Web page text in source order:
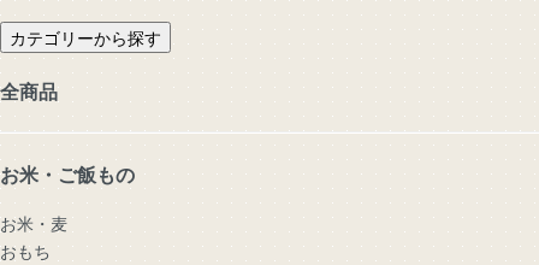
カテゴリーから探す
全商品
お米・ご飯もの
お米・麦
おもち